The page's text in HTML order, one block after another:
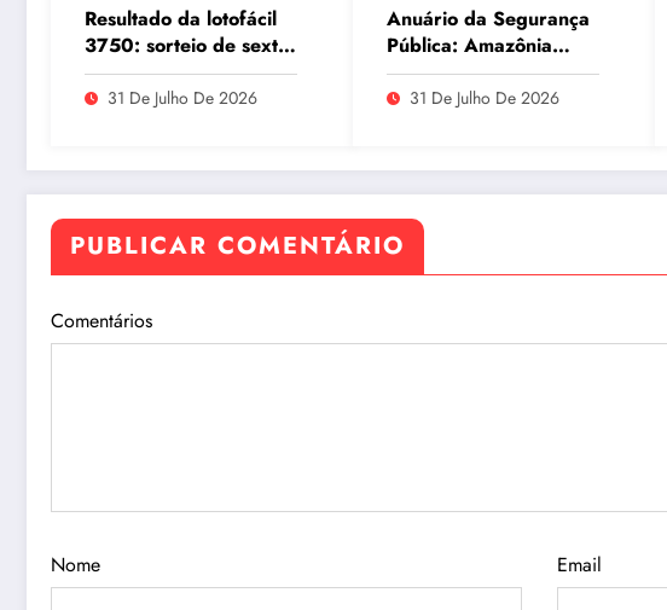
Resultado da lotofácil
3750: sorteio de sexta-
feira (31/07/2026)
31 De Julho De 2026
Anuário da Segurança
Pública: Amazônia
Legal concentra sete
dos oito estados com
31 De Julho De 2026
PUBLICAR COMENTÁRIO
Comentários
Nome Email